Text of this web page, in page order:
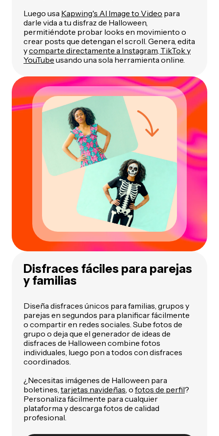
Luego usa Kapwing's AI Image to Video para
darle vida a tu disfraz de Halloween,
permitiéndote probar looks en movimiento o
crear posts que detengan el scroll. Genera, edita
ycomparte directamente a Instagram, TikTok y
YouTube usando una sola herramienta online.
Disfraces fáciles para parejas
y familias
Diseña disfraces únicos para familias, grupos y
parejas en segundos para planificar fácilmente
o compartir en redes sociales. Sube fotos de
grupo o deja que el generador de ideas de
disfraces de Halloween combine fotos
individuales, luego pon a todos con disfraces
coordinados.
¿Necesitas imágenes de Halloween para
boletines, tarjetas navideñas , o fotos de perfil?
Personaliza fácilmente para cualquier
plataforma y descarga fotos de calidad
profesional.